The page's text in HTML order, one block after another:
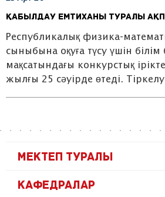
Қабылдау емтиханы туралы
Республикалық физика-
сыныбына оқуға түсу үшін
мақсатындағы конкурстық
жылғы 25 сәуірде өтеді.
МЕКТЕП ТУРАЛЫ
КАФЕДРАЛАР